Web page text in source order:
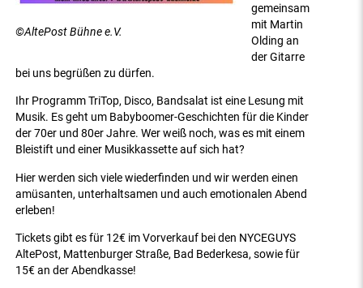
©AltePost Bühne e.V.
gemeinsam
mit Martin
Olding an
der Gitarre
bei uns begrüßen zu dürfen.
Ihr Programm TriTop, Disco, Bandsalat ist eine Lesung mit
Musik. Es geht um Babyboomer-Geschichten für die Kinder
der 70er und 80er Jahre. Wer weiß noch, was es mit einem
Bleistift und einer Musikkassette auf sich hat?
Hier werden sich viele wiederfinden und wir werden einen
amüsanten, unterhaltsamen und auch emotionalen Abend
erleben!
Tickets gibt es für 12€ im Vorverkauf bei den NYCEGUYS
AltePost, Mattenburger Straße, Bad Bederkesa, sowie für
15€ an der Abendkasse!